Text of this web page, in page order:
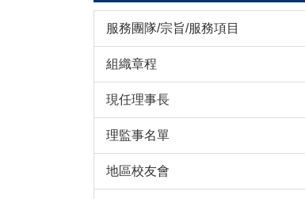
服務團隊/宗旨/服務項目
組織章程
現任理事長
理監事名單
地區校友會